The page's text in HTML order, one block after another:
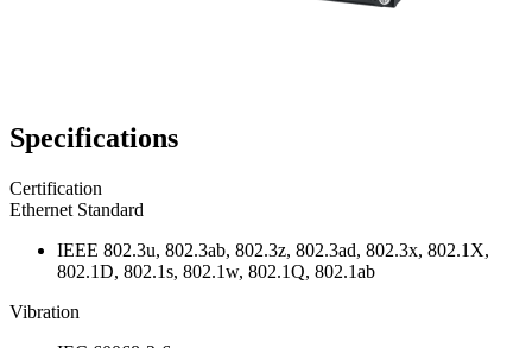
Specifications
Certification
Ethernet Standard
IEEE 802.3u, 802.3ab, 802.3z, 802.3ad, 802.3x, 802.1X,
802.1D, 802.1s, 802.1w, 802.1Q, 802.1ab
Vibration